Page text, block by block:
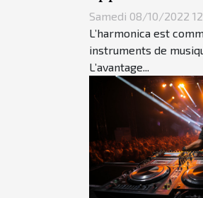
Samedi 08/10/2022
L’harmonica est
instruments de
L’avantage...